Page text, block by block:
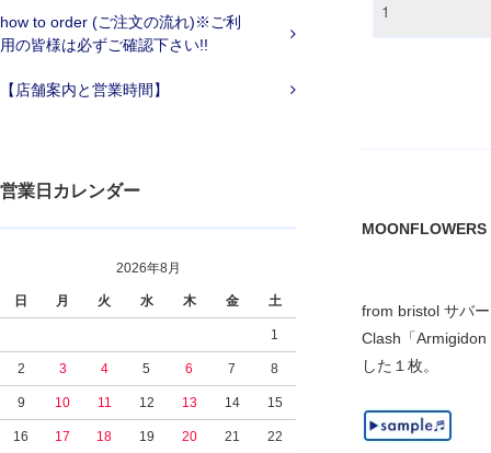
how to order (ご注文の流れ)※ご利
用の皆様は必ずご確認下さい!!
【店舗案内と営業時間】
営業日カレンダー
2026年8月
日 月 火 水 木 金 土
1
2 3 4 5 6 7 8
9 10 11 12 13 14 15
16 17 18 19 20 21 22
from bristol サバ
Clash「
した１枚。